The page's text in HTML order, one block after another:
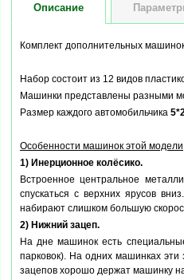
Описание
Комплект дополнительных
Набор состоит из 12 видов
Машинки представлены разными
Размер каждого автомобильчика
Особенности машинок этой модели
1) Инерционное колёсико.
Встроенное центральное
спускаться с верхних ярусов
набирают слишком большую
2) Нижний зацеп.
На дне машинок есть
парковок). На одних машинках
зацепов хорошо держат машинку